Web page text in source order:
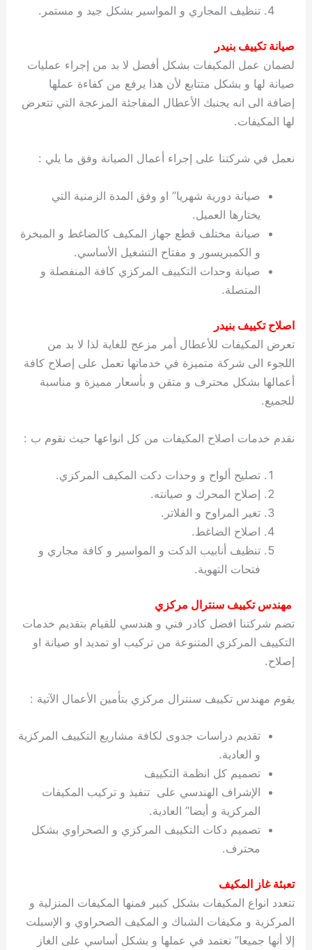
تنظيف المجاري و المواسير بشكل جيد و مستمر.
صيانة تكييف بنيدر
لضمان عمل المكيفات بشكل أفضل لا بد من إجراء عمليات
صيانة لها و بشكل متتابع لأن هذا يرفع من كفاءة عملها
إضافة الى انه يجنبك الأعطال المفاجئة المزعجة التي تتعرض
لها المكيفات.
نعمل في شركتنا على إجراء أعمال الصيانة وفق ما يلي :
صيانة دورية شهريا” او وفق المدة الزمنية التي
يختارها العميل.
صيانة مختلف قطع جهاز المكيف كالضاغط و المبخرة
و الكمبريسور و مفتاح التشغيل الأساسي.
صيانة وحدات التكييف المركزي كافة المنفصلة و
المتصلة.
اصلاح تكييف بنيدر
تعرض المكيفات للأعطال أمر مزعج للغاية لذا لا بد من
اللجوء الى شركة متميزة في خدماتها تعمل على إصلاح كافة
أعمالها بشكل محترف و متقن و بأسعار مميزة و مناسبة
للجميع.
نقدم خدمات اصلاح المكيفات من كل انواعها حيث نقوم ب :
تصليح ألواح و وحدات دكت المكيف المركزي.
إصلاح المحرك و صيانته.
تغير المراوح و الفلاتر.
اصلاح الضاغط.
تنظيف أنابيب الدكت و المواسير و كافة مجاري و
فتحات التهوية.
مهندس تكييف سنترال مركزي
تضم شركتنا افضل كادر فني و هندسي للقيام بتقديم خدمات
التكييف المركزي المتنوعة من تركيب او تمديد او صيانة او
إصلاح.
يقوم مهندس تكييف سنترال مركزي بتأمين الأعمال الآتية :
تقديم دراسات جدوى لكافة مشاريع التكييف المركزية
و العادية.
تصميم كل انظمة التكييف
الإشراف الهندسي على تنفيذ و تركيب المكيفات
المركزية و أيضا” العادية.
تصميم دكات التكييف المركزي و الصحراوي بشكل
محترف.
تعبئة غاز المكيف
تتعدد انواع المكيفات بشكل كبير فمنها المكيفات المنزلية و
المركزية و مكيفات الشباك و المكيف الصحراوي و الإسبلت
إلا أنها جميعا” تعتمد في عملها و بشكل أساسي على الغاز